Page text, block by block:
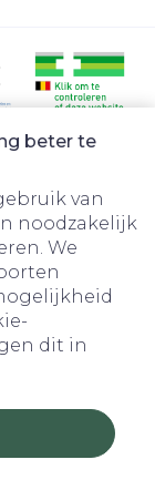
beter te
van
noodzakelijk
We
dit in